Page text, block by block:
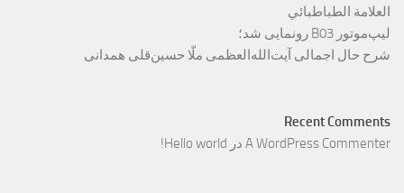
العلامة الطباطبائي
لیپ‌موتور B03 رونمایی شد؛
شرح حال اجمالی آیت‌الله‌العظمی ملّا حسین‌قلی همدانی
Recent Comments
A WordPress Commenter در Hello world!